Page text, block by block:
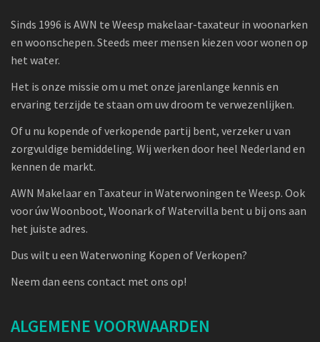
Sinds 1996 is AWN te Weesp makelaar-taxateur in woonarken
en woonschepen. Steeds meer mensen kiezen voor wonen op
het water.
Het is onze missie om u met onze jarenlange kennis en
ervaring terzijde te staan om uw droom te verwezenlijken.
Of u nu kopende of verkopende partij bent, verzeker u van
zorgvuldige bemiddeling. Wij werken door heel Nederland en
kennen de markt.
AWN Makelaar en Taxateur in Waterwoningen te Weesp. Ook
voor úw Woonboot, Woonark of Watervilla bent u bij ons aan
het juiste adres.
Dus wilt u een Waterwoning Kopen of Verkopen?
Neem dan eens contact met ons op!
ALGEMENE VOORWAARDEN